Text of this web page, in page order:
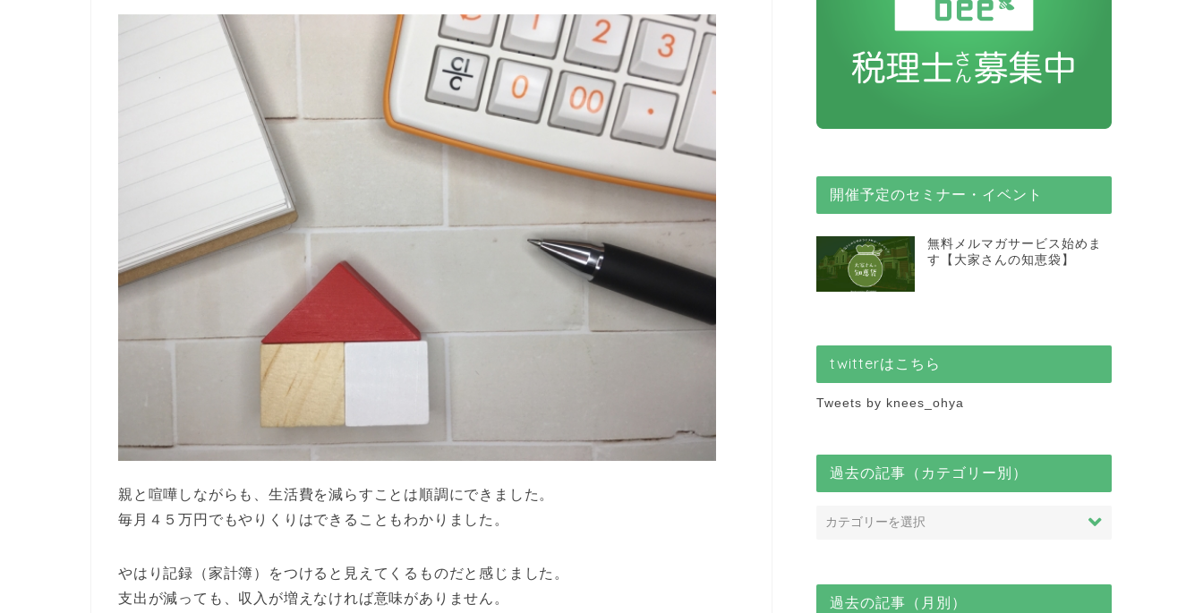
親と喧嘩しながらも、生活費を減らすことは順調にできました。
毎月４５万円でもやりくりはできることもわかりました。
やはり記録（家計簿）をつけると見えてくるものだと感じました。
支出が減っても、収入が増えなければ意味がありません。
開催予定のセミナー・イベント
無料メルマガサービス始めま
す【大家さんの知恵袋】
twitterはこちら
Tweets by knees_ohya
過去の記事（カテゴリー別）
過去の記事（月別）